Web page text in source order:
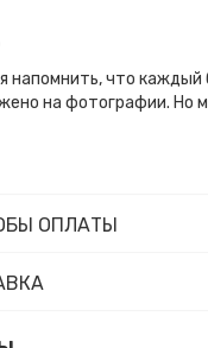
напомнить, что каждый
на фотографии. Но
ОПЛАТЫ